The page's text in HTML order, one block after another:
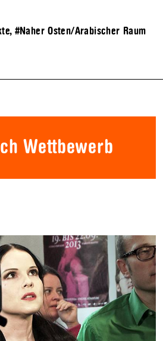
, #Naher Osten/Arabischer Raum
Wettbewerb